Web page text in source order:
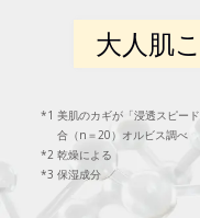
大人肌
美肌のカギが「浸透スピー
合（n＝20）オルビス調べ
乾燥による
保湿成分